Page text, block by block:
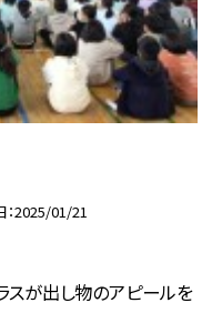
2025/01/21
スが出し物のアピールを